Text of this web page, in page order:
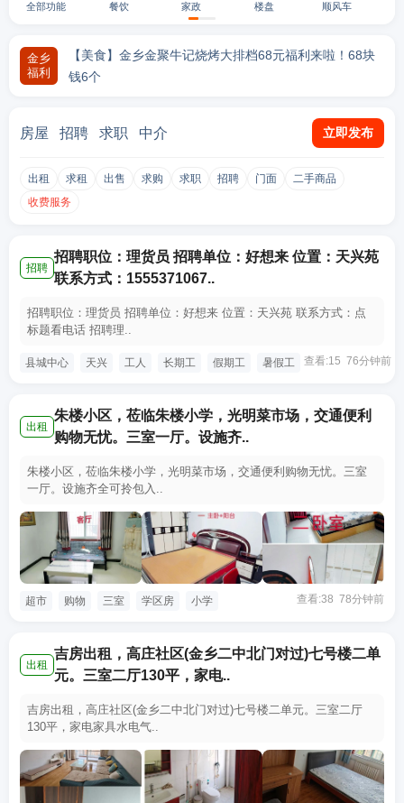
全部功能 餐饮 家政 楼盘 顺风车
金乡
福利
【美食】金乡荷香街又出好吃的了！刘婉婉生炸妙龄鸡，
【美食】金乡金聚牛记烧烤大排档68元福利来啦！68块
钱6个
房屋 招聘 求职 中介 立即发布
出租 求租 出售 求购 求职 招聘 门面
二手商品
收费服务
招聘
招聘职位：理货员 招聘单位：好想来 位置：天兴苑
联系方式：1555371067..
招聘职位：理货员 招聘单位：好想来 位置：天兴苑 联系方式：点
标题看电话 招聘理..
县城中心 天兴 工人 长期工 假期工 暑假工 查看:15 76分钟前
出租
朱楼小区，莅临朱楼小学，光明菜市场，交通便利
购物无忧。三室一厅。设施齐..
朱楼小区，莅临朱楼小学，光明菜市场，交通便利购物无忧。三室
一厅。设施齐全可拎包入..
超市 购物 三室 学区房 小学 查看:38 78分钟前
出租
吉房出租，高庄社区(金乡二中北门对过)七号楼二单
元。三室二厅130平，家电..
吉房出租，高庄社区(金乡二中北门对过)七号楼二单元。三室二厅
130平，家电家具水电气..